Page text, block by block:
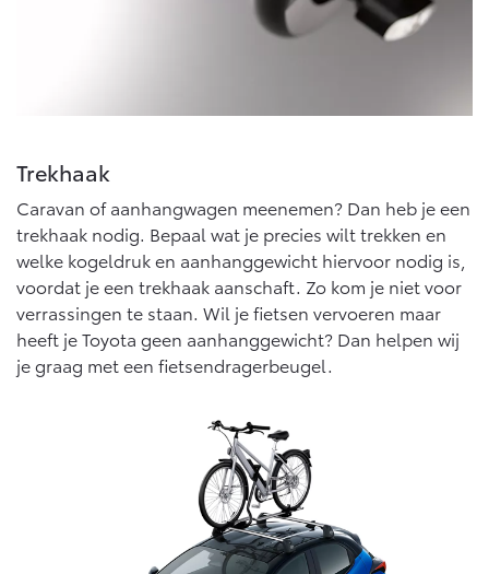
Vanaf € 39.995,- Vanaf € 36.495,-
Toyota C-HR+
BATTERIJ-ELEKTRISCH
RAV4
PLUG-IN HYBRIDE
Vanaf € 49.995,-
bZ4X Touring
Onderdelen
Accessoires
Banden
Connected
Toyota Hybride Autoverzekering
Trekhaak
Caravan of aanhangwagen meenemen? Dan heb je een
trekhaak nodig. Bepaal wat je precies wilt trekken en
welke kogeldruk en aanhanggewicht hiervoor nodig is,
voordat je een trekhaak aanschaft. Zo kom je niet voor
verrassingen te staan. Wil je fietsen vervoeren maar
heeft je Toyota geen aanhanggewicht? Dan helpen wij
je graag met een fietsendragerbeugel.